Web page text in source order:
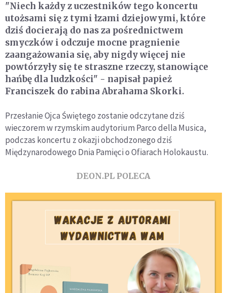
"Niech każdy z uczestników tego koncertu
utożsami się z tymi łzami dziejowymi, które
dziś docierają do nas za pośrednictwem
smyczków i odczuje mocne pragnienie
zaangażowania się, aby nigdy więcej nie
powtórzyły się te straszne rzeczy, stanowiące
hańbę dla ludzkości" - napisał papież
Franciszek do rabina Abrahama Skorki.
Przesłanie Ojca Świętego zostanie odczytane dziś
wieczorem w rzymskim audytorium Parco della Musica,
podczas koncertu z okazji obchodzonego dziś
Międzynarodowego Dnia Pamięci o Ofiarach Holokaustu.
DEON.PL POLECA